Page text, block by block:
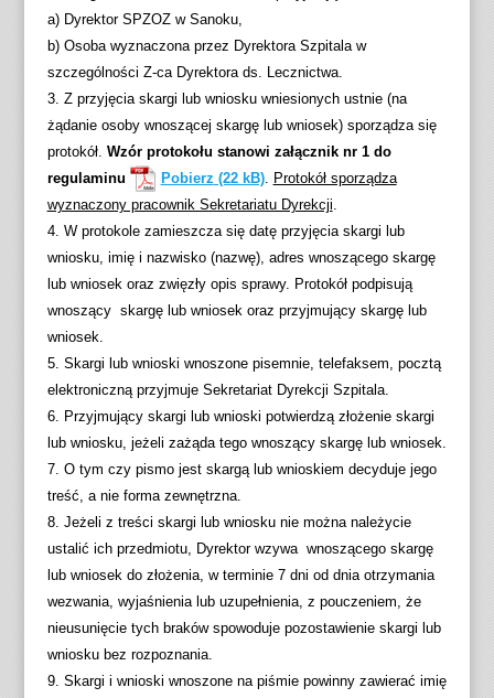
a) Dyrektor SPZOZ w Sanoku,
b) Osoba wyznaczona przez Dyrektora Szpitala w
szczególności Z-ca Dyrektora ds. Lecznictwa.
3. Z przyjęcia skargi lub wniosku wniesionych ustnie (na
żądanie osoby wnoszącej skargę lub wniosek) sporządza się
protokół. Wzór protokołu stanowi załącznik nr 1 do
regulaminu
Pobierz . Protokół sporządza
wyznaczony pracownik Sekretariatu Dyrekcji.
4. W protokole zamieszcza się datę przyjęcia skargi lub
wniosku, imię i nazwisko (nazwę), adres wnoszącego skargę
lub wniosek oraz zwięzły opis sprawy. Protokół podpisują
wnoszący skargę lub wniosek oraz przyjmujący skargę lub
wniosek.
5. Skargi lub wnioski wnoszone pisemnie, telefaksem, pocztą
elektroniczną przyjmuje Sekretariat Dyrekcji Szpitala.
6. Przyjmujący skargi lub wnioski potwierdzą złożenie skargi
lub wniosku, jeżeli zażąda tego wnoszący skargę lub wniosek.
7. O tym czy pismo jest skargą lub wnioskiem decyduje jego
treść, a nie forma zewnętrzna.
8. Jeżeli z treści skargi lub wniosku nie można należycie
ustalić ich przedmiotu, Dyrektor wzywa wnoszącego skargę
lub wniosek do złożenia, w terminie 7 dni od dnia otrzymania
wezwania, wyjaśnienia lub uzupełnienia, z pouczeniem, że
nieusunięcie tych braków spowoduje pozostawienie skargi lub
wniosku bez rozpoznania.
9. Skargi i wnioski wnoszone na piśmie powinny zawierać imię